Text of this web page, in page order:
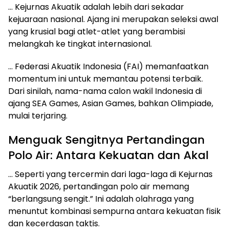
… Kejurnas Akuatik adalah lebih dari sekadar
kejuaraan nasional. Ajang ini merupakan seleksi awal
yang krusial bagi atlet-atlet yang berambisi
melangkah ke tingkat internasional.
… Federasi Akuatik Indonesia (FAI) memanfaatkan
momentum ini untuk memantau potensi terbaik.
Dari sinilah, nama-nama calon wakil Indonesia di
ajang SEA Games, Asian Games, bahkan Olimpiade,
mulai terjaring.
Menguak Sengitnya Pertandingan
Polo Air: Antara Kekuatan dan Akal
… Seperti yang tercermin dari laga-laga di Kejurnas
Akuatik 2026, pertandingan polo air memang
“berlangsung sengit.” Ini adalah olahraga yang
menuntut kombinasi sempurna antara kekuatan fisik
dan kecerdasan taktis.